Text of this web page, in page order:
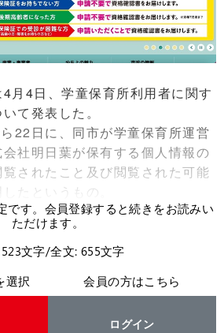
月4日、学童保育所利用者に関す
て発表した。
22日に、同市が学童保育所運営
社明日葉が保有する個人情報の
されたこと及び閲覧された可能
たというもの。
です。会員登録すると続きをお読みい
ただけます。
文字/全文: 655文字
選択
会員の方はこちら
ログイン